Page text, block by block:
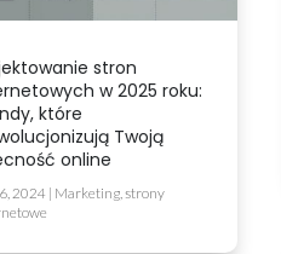
stron
w 2025 roku:
które
Twoją
online
2024 | Marketing,strony